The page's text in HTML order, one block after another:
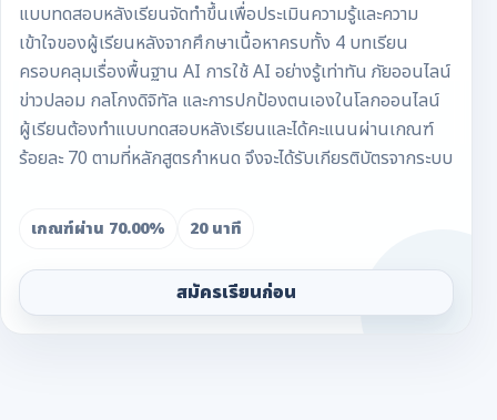
แบบทดสอบหลังเรียนจัดทำขึ้นเพื่อประเมินความรู้และความ
เข้าใจของผู้เรียนหลังจากศึกษาเนื้อหาครบทั้ง 4 บทเรียน
ครอบคลุมเรื่องพื้นฐาน AI การใช้ AI อย่างรู้เท่าทัน ภัยออนไลน์
ข่าวปลอม กลโกงดิจิทัล และการปกป้องตนเองในโลกออนไลน์
ผู้เรียนต้องทำแบบทดสอบหลังเรียนและได้คะแนนผ่านเกณฑ์
ร้อยละ 70 ตามที่หลักสูตรกำหนด จึงจะได้รับเกียรติบัตรจากระบบ
เกณฑ์ผ่าน 70.00% 20 นาที
สมัครเรียนก่อน